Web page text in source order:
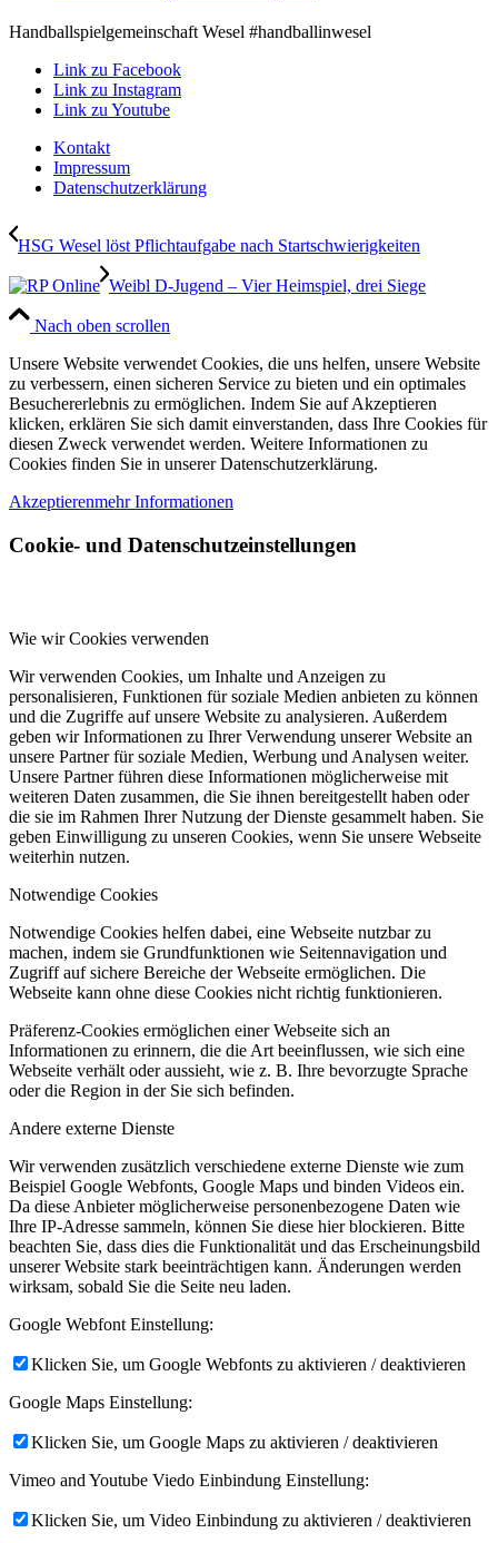
Handballspielgemeinschaft Wesel #handballinwesel
Link zu Facebook
Link zu Instagram
Link zu Youtube
Kontakt
Impressum
Datenschutzerklärung
HSG Wesel löst Pflichtaufgabe nach Startschwierigkeiten
Weibl D-Jugend – Vier Heimspiel, drei Siege
Nach oben scrollen
Unsere Website verwendet Cookies, die uns helfen, unsere Website
zu verbessern, einen sicheren Service zu bieten und ein optimales
Besuchererlebnis zu ermöglichen. Indem Sie auf Akzeptieren
klicken, erklären Sie sich damit einverstanden, dass Ihre Cookies für
diesen Zweck verwendet werden. Weitere Informationen zu
Cookies finden Sie in unserer Datenschutzerklärung.
Akzeptierenmehr Informationen
Cookie- und Datenschutzeinstellungen
Wie wir Cookies verwenden
Wir verwenden Cookies, um Inhalte und Anzeigen zu
personalisieren, Funktionen für soziale Medien anbieten zu können
und die Zugriffe auf unsere Website zu analysieren. Außerdem
geben wir Informationen zu Ihrer Verwendung unserer Website an
unsere Partner für soziale Medien, Werbung und Analysen weiter.
Unsere Partner führen diese Informationen möglicherweise mit
weiteren Daten zusammen, die Sie ihnen bereitgestellt haben oder
die sie im Rahmen Ihrer Nutzung der Dienste gesammelt haben. Sie
geben Einwilligung zu unseren Cookies, wenn Sie unsere Webseite
weiterhin nutzen.
Notwendige Cookies
Notwendige Cookies helfen dabei, eine Webseite nutzbar zu
machen, indem sie Grundfunktionen wie Seitennavigation und
Zugriff auf sichere Bereiche der Webseite ermöglichen. Die
Webseite kann ohne diese Cookies nicht richtig funktionieren.
Präferenz-Cookies ermöglichen einer Webseite sich an
Informationen zu erinnern, die die Art beeinflussen, wie sich eine
Webseite verhält oder aussieht, wie z. B. Ihre bevorzugte Sprache
oder die Region in der Sie sich befinden.
Andere externe Dienste
Wir verwenden zusätzlich verschiedene externe Dienste wie zum
Beispiel Google Webfonts, Google Maps und binden Videos ein.
Da diese Anbieter möglicherweise personenbezogene Daten wie
Ihre IP-Adresse sammeln, können Sie diese hier blockieren. Bitte
beachten Sie, dass dies die Funktionalität und das Erscheinungsbild
unserer Website stark beeinträchtigen kann. Änderungen werden
wirksam, sobald Sie die Seite neu laden.
Google Webfont Einstellung:
Klicken Sie, um Google Webfonts zu aktivieren / deaktivieren
Google Maps Einstellung:
Klicken Sie, um Google Maps zu aktivieren / deaktivieren
Vimeo and Youtube Viedo Einbindung Einstellung:
Klicken Sie, um Video Einbindung zu aktivieren / deaktivieren